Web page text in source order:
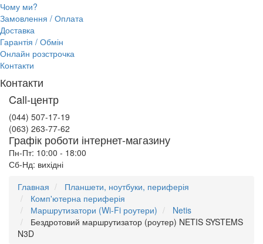
Чому ми?
Замовлення / Оплата
Доставка
Гарантія / Обмін
Онлайн розстрочка
Контакти
Контакти
Call-центр
(044) 507-17-19
(063) 263-77-62
Графік роботи інтернет-магазину
Пн-Пт: 10:00 - 18:00
Сб-Нд: вихідні
Главная
Планшети, ноутбуки, периферія
Комп'ютерна периферія
Маршрутизатори (Wi-Fi роутери)
Netis
Бездротовий маршрутизатор (роутер) NETIS SYSTEMS
N3D